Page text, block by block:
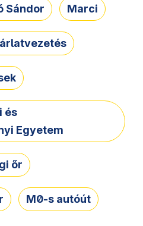
Sándor Marci
és
Egyetem
őr
M0-s autóút